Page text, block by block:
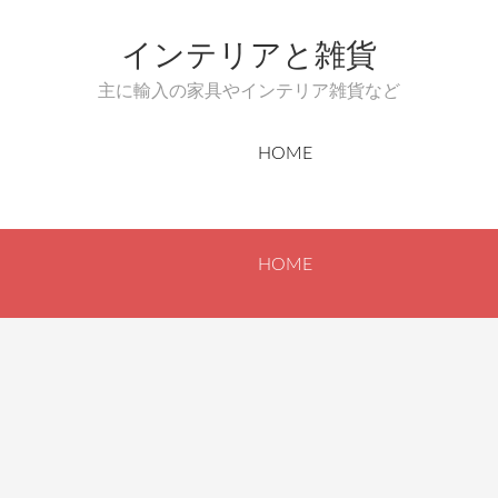
インテリアと雑貨
主に輸入の家具やインテリア雑貨など
HOME
HOME